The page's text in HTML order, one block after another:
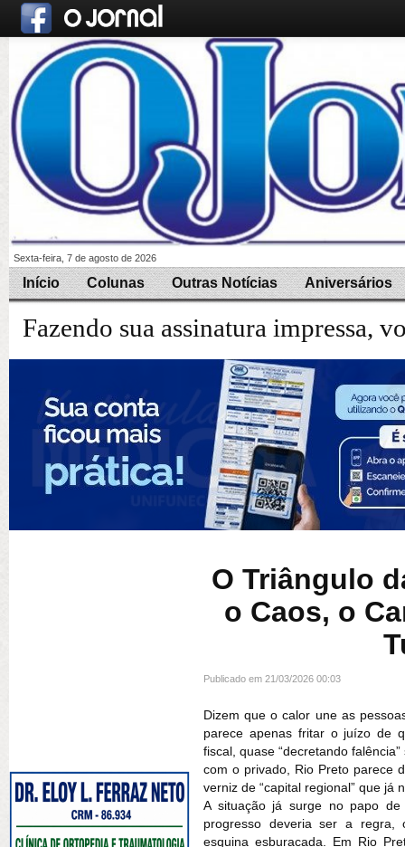
Sexta-feira, 7 de agosto de 2026
Início Colunas Outras Notícias Aniversários
Fazendo sua assinatura impressa,
O Triângulo
o Caos, o
Publicado em 21/03/2026 00:03
Dizem que o calor une as
parece apenas fritar o juízo de
fiscal, quase “decretando
com o privado, Rio Preto parece
verniz de “capital regional” que já
A situação já surge no papo
progresso deveria ser a regra,
esquina esburacada. Em Rio